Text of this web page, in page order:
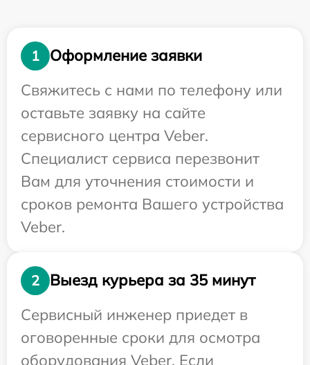
1
Оформление заявки
Свяжитесь с нами по телефону или
оставьте заявку на сайте
сервисного центра Veber.
Специалист сервиса перезвонит
Вам для уточнения стоимости и
сроков ремонта Вашего устройства
Veber.
2
Выезд курьера за 35 минут
Сервисный инженер приедет в
оговоренные сроки для осмотра
оборудования Veber. Если